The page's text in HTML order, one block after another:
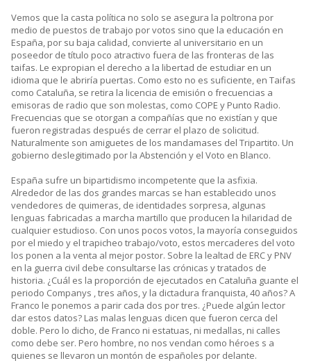
Vemos que la casta política no solo se asegura la poltrona por
medio de puestos de trabajo por votos sino que la educación en
España, por su baja calidad, convierte al universitario en un
poseedor de título poco atractivo fuera de las fronteras de las
taifas. Le expropian el derecho a la libertad de estudiar en un
idioma que le abriría puertas. Como esto no es suficiente, en Taifas
como Cataluña, se retira la licencia de emisión o frecuencias a
emisoras de radio que son molestas, como COPE y Punto Radio.
Frecuencias que se otorgan a compañías que no existían y que
fueron registradas después de cerrar el plazo de solicitud.
Naturalmente son amiguetes de los mandamases del Tripartito. Un
gobierno deslegitimado por la Abstención y el Voto en Blanco.
España sufre un bipartidismo incompetente que la asfixia.
Alrededor de las dos grandes marcas se han establecido unos
vendedores de quimeras, de identidades sorpresa, algunas
lenguas fabricadas a marcha martillo que producen la hilaridad de
cualquier estudioso. Con unos pocos votos, la mayoría conseguidos
por el miedo y el trapicheo trabajo/voto, estos mercaderes del voto
los ponen a la venta al mejor postor. Sobre la lealtad de ERC y PNV
en la guerra civil debe consultarse las crónicas y tratados de
historia. ¿Cuál es la proporción de ejecutados en Cataluña guante el
periodo Companys , tres años, y la dictadura franquista, 40 años? A
Franco le ponemos a parir cada dos por tres. ¿Puede algún lector
dar estos datos? Las malas lenguas dicen que fueron cerca del
doble. Pero lo dicho, de Franco ni estatuas, ni medallas, ni calles
como debe ser. Pero hombre, no nos vendan como héroes s a
quienes se llevaron un montón de españoles por delante.